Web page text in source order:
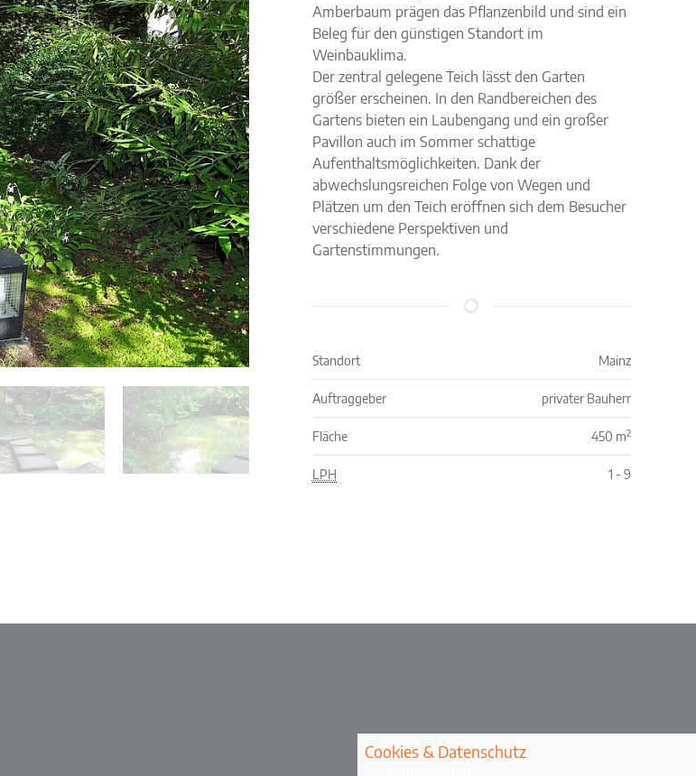
Amberbaum prägen das Pflanzenbild und sind ein
Beleg für den günstigen Standort im
Weinbauklima.
Der zentral gelegene Teich lässt den Garten
größer erscheinen. In den Randbereichen des
Gartens bieten ein Laubengang und ein großer
Pavillon auch im Sommer schattige
Aufenthaltsmöglichkeiten. Dank der
abwechslungsreichen Folge von Wegen und
Plätzen um den Teich eröffnen sich dem Besucher
verschiedene Perspektiven und
Gartenstimmungen.
Standort Mainz
Auftraggeber privater Bauherr
Fläche 450 m2
LPH 1 - 9
Cookies & Datenschutz